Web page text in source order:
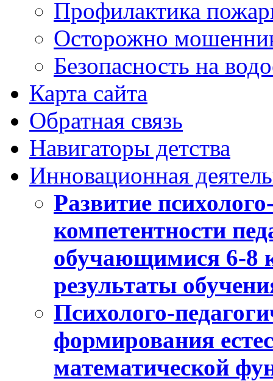
Профилактика
Осторожно
Безопасность на
Карта сайта
Обратная связь
Навигаторы детства
Инновационная
Развитие
компетентности
обучающимися 6-8
результаты
Психолого-
формирования
математической